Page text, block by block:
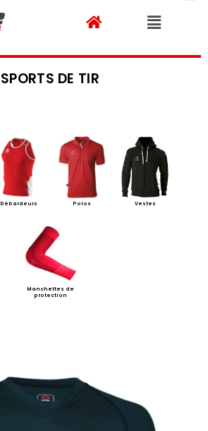
SPORTS DE TIR
Débardeurs Polos Vestes
Manchettes de
protection